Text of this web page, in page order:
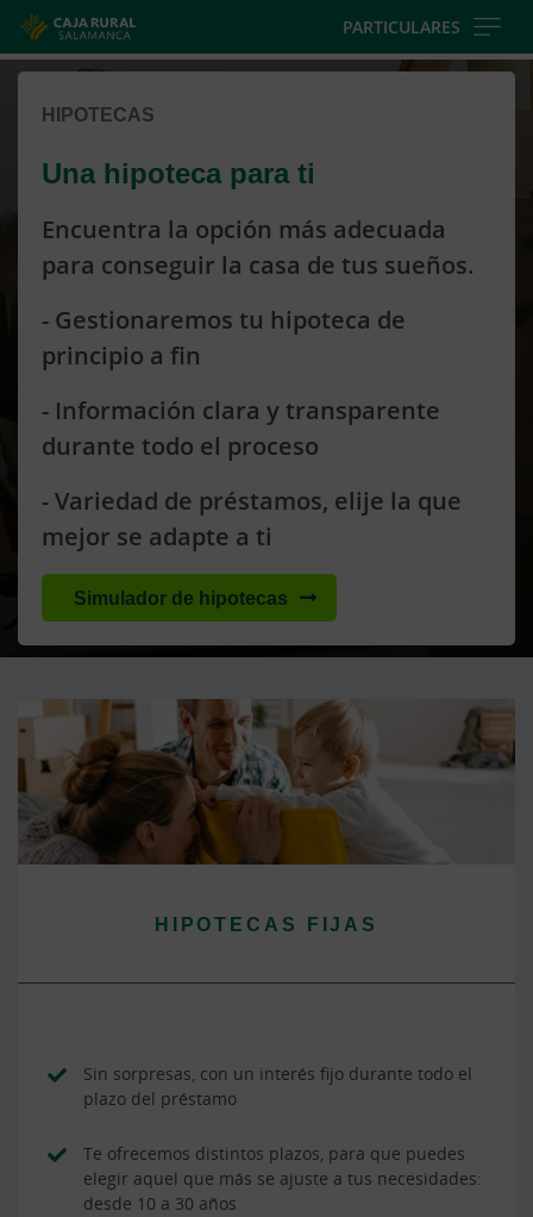
main
PARTICULARES
Cargando
contenido,
favor
espere...
HIPOTECAS
Una hipoteca para ti
Encuentra la opción más adecuada
para conseguir la casa de tus sueños.
- Gestionaremos tu hipoteca de
principio a fin
- Información clara y transparente
durante todo el proceso
- Variedad de préstamos, elije la que
mejor se adapte a ti
Simulador de hipotecas
HIPOTECAS FIJAS
Sin sorpresas, con un interés fijo durante todo el
plazo del préstamo
Te ofrecemos distintos plazos, para que puedes
elegir aquel que más se ajuste a tus necesidades:
desde 10 a 30 años